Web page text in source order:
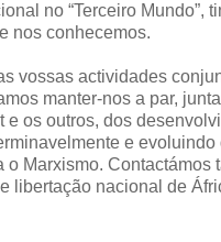
no “Terceiro Mundo”,
nos conhecemos.
vossas actividades
manter-nos a par,
e os outros, dos
e evoluindo
o Marxismo. Contactámos
libertação nacional de